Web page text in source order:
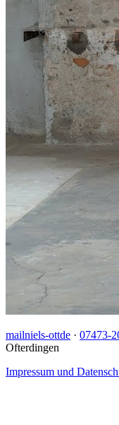
mailniels-ottde · 07473-
Ofterdingen
Impressum und